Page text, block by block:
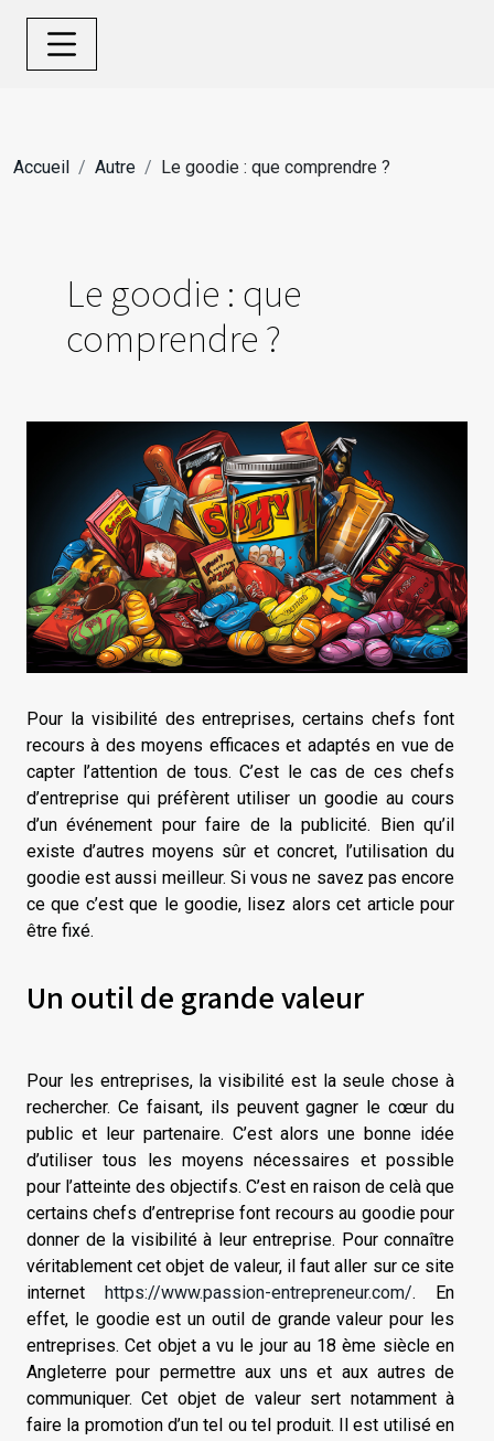
Accueil Autre Le goodie : que comprendre ?
Le goodie : que
comprendre ?
Pour la visibilité des entreprises, certains chefs font
recours à des moyens efficaces et adaptés en vue de
capter l’attention de tous. C’est le cas de ces chefs
d’entreprise qui préfèrent utiliser un goodie au cours
d’un événement pour faire de la publicité. Bien qu’il
existe d’autres moyens sûr et concret, l’utilisation du
goodie est aussi meilleur. Si vous ne savez pas encore
ce que c’est que le goodie, lisez alors cet article pour
être fixé.
Un outil de grande valeur
Pour les entreprises, la visibilité est la seule chose à
rechercher. Ce faisant, ils peuvent gagner le cœur du
public et leur partenaire. C’est alors une bonne idée
d’utiliser tous les moyens nécessaires et possible
pour l’atteinte des objectifs. C’est en raison de celà que
certains chefs d’entreprise font recours au goodie pour
donner de la visibilité à leur entreprise. Pour connaître
véritablement cet objet de valeur, il faut aller sur ce site
internet https://www.passion-entrepreneur.com/. En
effet, le goodie est un outil de grande valeur pour les
entreprises. Cet objet a vu le jour au 18 ème siècle en
Angleterre pour permettre aux uns et aux autres de
communiquer. Cet objet de valeur sert notamment à
faire la promotion d’un tel ou tel produit. Il est utilisé en